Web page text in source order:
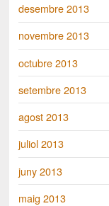
desembre 2013
novembre 2013
octubre 2013
setembre 2013
agost 2013
juliol 2013
juny 2013
maig 2013